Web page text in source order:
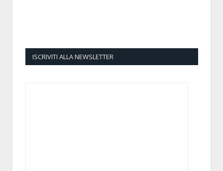
ISCRIVITI ALLA NEWSLETTER